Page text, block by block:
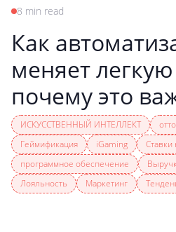
8 min read
Как
меняет
почему это
ИСКУССТВЕННЫЙ ИНТЕЛЛЕКТ
Геймификация
iGaming
Ставки
программное обеспечение
Лояльность
Маркетинг